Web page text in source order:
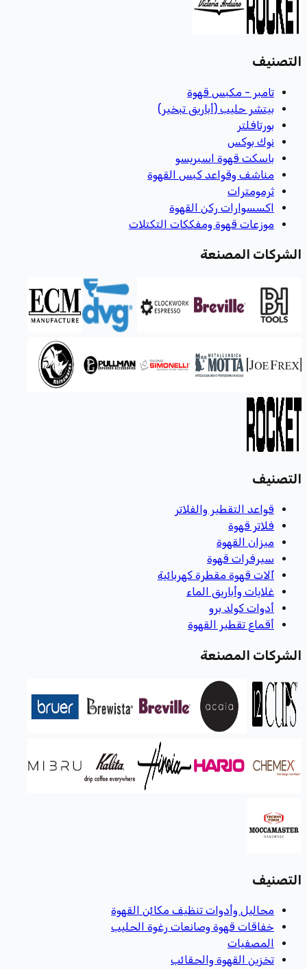
التصنيف
تامبر - مكبس قهوة
بيتشر حليب (أباريق تبخير)
بورتافلتر
نوك بوكس
باسكت قهوة اسبريسو
مناشف وقواعد كبس القهوة
ثرمومترات
اكسسوارات ركن القهوة
موزعات قهوة ومفككات التكتلات
الشركات المصنعة
التصنيف
قواعد التقطير والفلاتر
فلاتر قهوة
ميزان القهوة
سيرفرات قهوة
آلات قهوة مقطرة كهربائية
غلايات وأباريق الماء
أدوات كولد برو
أقماع تقطير القهوة
الشركات المصنعة
التصنيف
محاليل وأدوات تنظيف مكائن القهوة
خفاقات قهوة وصانعات رغوة الحليب
المصفيات
تخزين القهوة والحقائب